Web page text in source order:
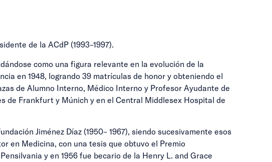
de la ACdP (1993–1997).
como una figura relevante en la evolución de la
en 1948, logrando 39 matrículas de honor y obteniendo el
de Alumno Interno, Médico Interno y Profesor Ayudante de
de Frankfurt y Múnich y en el Central Middlesex Hospital de
Jiménez Díaz (1950– 1967), siendo sucesivamente esos
en Medicina, con una tesis que obtuvo el Premio
y en 1956 fue becario de la Henry L. and Grace